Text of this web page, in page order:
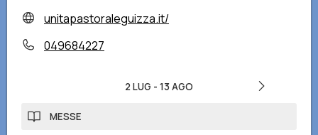
unitapastoraleguizza.it/
049684227
2 LUG - 13 AGO
MESSE